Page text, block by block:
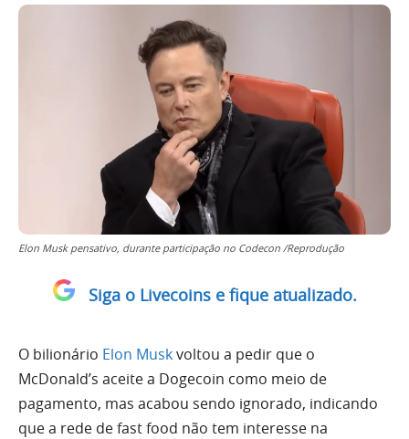
Elon Musk pensativo, durante participação no Codecon /Reprodução
Siga o Livecoins e fique atualizado.
O bilionário Elon Muskvoltou a pedir que o
McDonald’s aceite a Dogecoin como meio de
pagamento, mas acabou sendo ignorado, indicando
que a rede de fast food não tem interesse na